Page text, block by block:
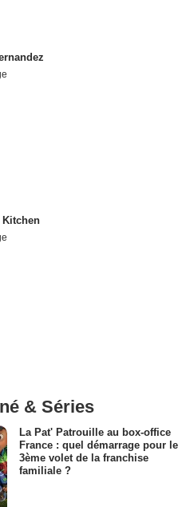
Kitchen
& Séries
La Pat' Patrouille au box-office
France : quel démarrage pour le
3ème volet de la franchise
familiale ?